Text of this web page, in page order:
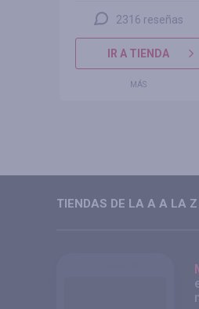
2316 reseñas
IR A TIENDA
MÁS
TIENDAS DE LA A A LA Z